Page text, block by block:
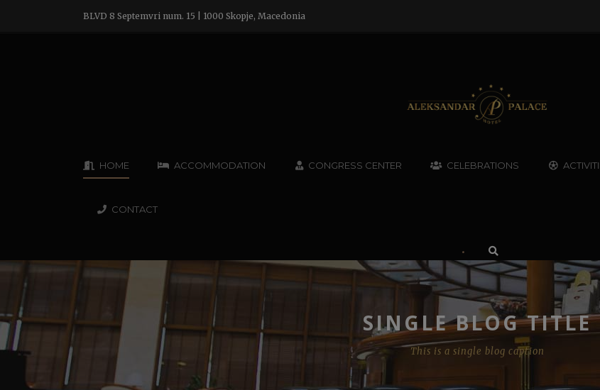
BLVD 8 Septemvri num. 15 | 1000 Skopje, Macedonia
HOME ACCOMMODATION CONGRESS CENTER CELEBRATIONS
CONTACT
•
SINGLE BLOG TITLE
This is a single blog caption